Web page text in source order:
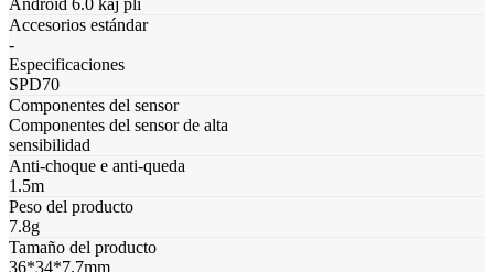
Accesorios estándar
-
Especificaciones
SPD70
Componentes del sensor
Componentes del sensor de alta
sensibilidad
Anti-choque e anti-queda
1.5m
Peso del producto
7.8g
Tamaño del producto
36*34*7.7mm